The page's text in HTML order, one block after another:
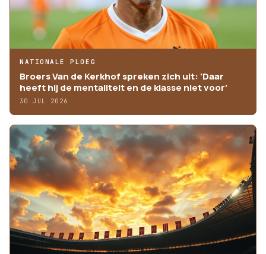
NATIONALE PLOEG
Broers Van de Kerkhof spreken zich uit: 'Daar
heeft hij de mentaliteit en de klasse niet voor'
30 JUL 2026